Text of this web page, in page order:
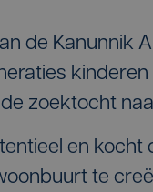
de Kanunnik
kinderen
zoektocht
en kocht
te